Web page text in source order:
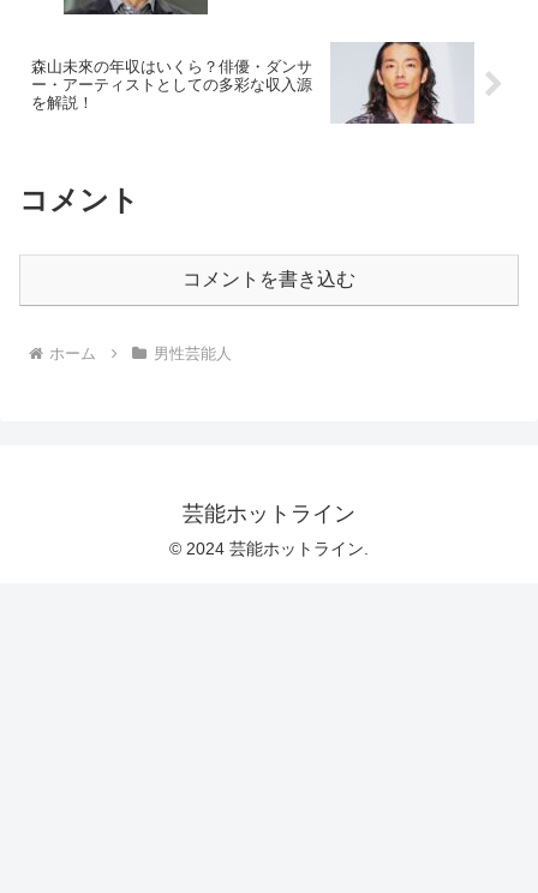
森山未來の年収はいくら？俳優・ダンサ
ー・アーティストとしての多彩な収入源
を解説！
コメント
コメントを書き込む
ホーム 男性芸能人
芸能ホットライン
© 2024 芸能ホットライン.